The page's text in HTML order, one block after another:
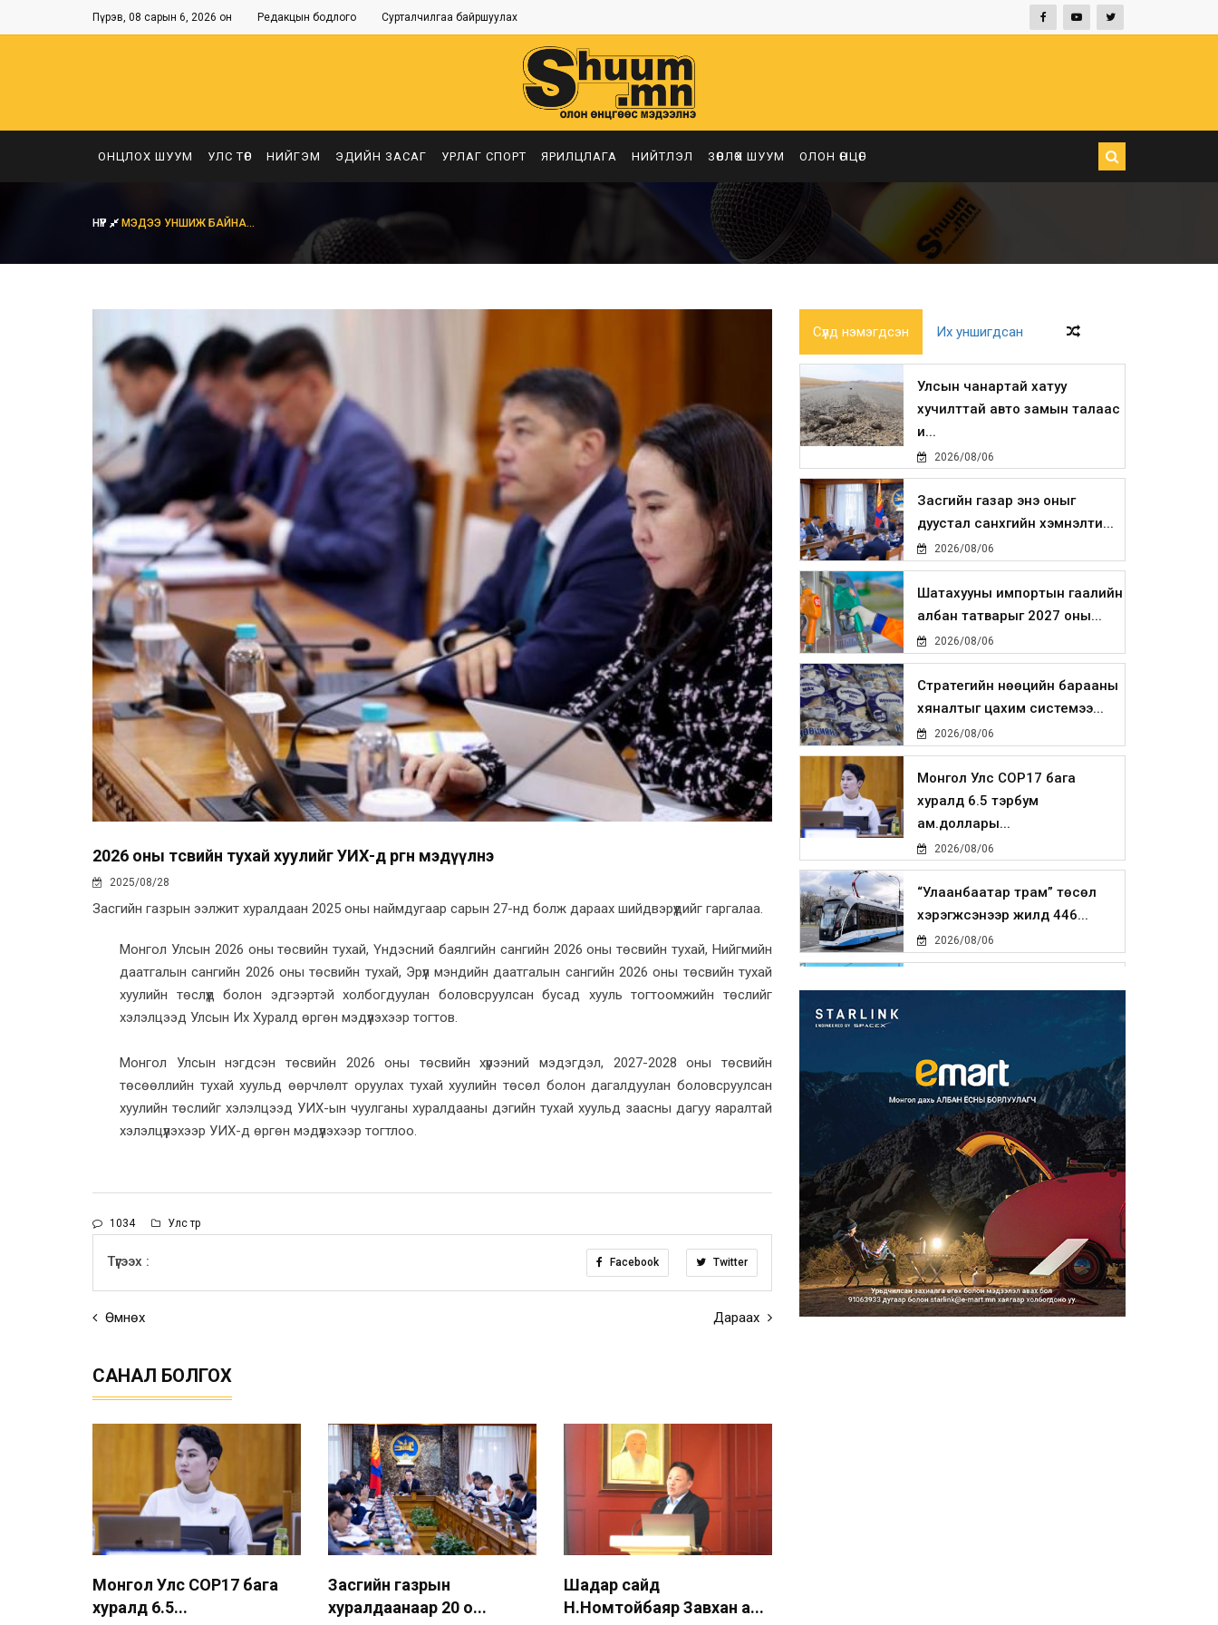
Пүрэв, 08 сарын 6, 2026 он Редакцын бодлого Сурталчилгаа байршуулах
ОНЦЛОХ ШУУМ УЛС ТӨР НИЙГЭМ ЭДИЙН ЗАСАГ УРЛАГ СПОРТ ЯРИЛЦЛАГА НИЙТЛЭЛ ЗӨВЛӨХ ШУУМ ОЛОН ӨНЦӨГ
НҮҮР МЭДЭЭ УНШИЖ БАЙНА...
2026 оны төсвийн тухай хуулийг УИХ-д өргөн мэдүүлнэ
2025/08/28
Засгийн газрын ээлжит хуралдаан 2025 оны наймдугаар сарын 27-нд болж дараах шийдвэрүүдийг гаргалаа.
Монгол Улсын 2026 оны төсвийн тухай, Үндэсний баялгийн сангийн 2026 оны төсвийн тухай, Нийгмийн
даатгалын сангийн 2026 оны төсвийн тухай, Эрүүл мэндийн даатгалын сангийн 2026 оны төсвийн тухай
хуулийн төслүүд болон эдгээртэй холбогдуулан боловсруулсан бусад хууль тогтоомжийн төслийг
хэлэлцээд Улсын Их Хуралд өргөн мэдүүлэхээр тогтов.
Монгол Улсын нэгдсэн төсвийн 2026 оны төсвийн хүрээний мэдэгдэл, 2027-2028 оны төсвийн
төсөөллийн тухай хуульд өөрчлөлт оруулах тухай хуулийн төсөл болон дагалдуулан боловсруулсан
хуулийн төслийг хэлэлцээд УИХ-ын чуулганы хуралдааны дэгийн тухай хуульд заасны дагуу яаралтай
хэлэлцүүлэхээр УИХ-д өргөн мэдүүлэхээр тогтлоо.
1034 Улс төр
Түгээх : Facebook Twitter
Өмнөх Дараах
САНАЛ БОЛГОХ
Монгол Улс COP17 бага
хуралд 6.5...
Засгийн газрын
хуралдаанаар 20 о...
Шадар сайд
Н.Номтойбаяр Завхан а...
Сүүлд нэмэгдсэн Их уншигдсан
Улсын чанартай хатуу
хучилттай авто замын талаас
и...
2026/08/06
Засгийн газар энэ оныг
дуустал санхүүгийн хэмнэлти...
2026/08/06
Шатахууны импортын гаалийн
албан татварыг 2027 оны...
2026/08/06
Стратегийн нөөцийн барааны
хяналтыг цахим системээ...
2026/08/06
Монгол Улс COP17 бага
хуралд 6.5 тэрбум
ам.доллары...
2026/08/06
“Улаанбаатар трам” төсөл
хэрэгжсэнээр жилд 446...
2026/08/06
2026/08/06
Улаанбаатарт өдөртөө 29 хэм
дулаан
2026/08/06
Прокурорын байгууллага
өнгөрсөн долоо хоногт 29,44...
2026/08/05
Тэгш, сондгойгоор замын
хөдөлгөөнд оролцох зохицуу...
2026/08/05